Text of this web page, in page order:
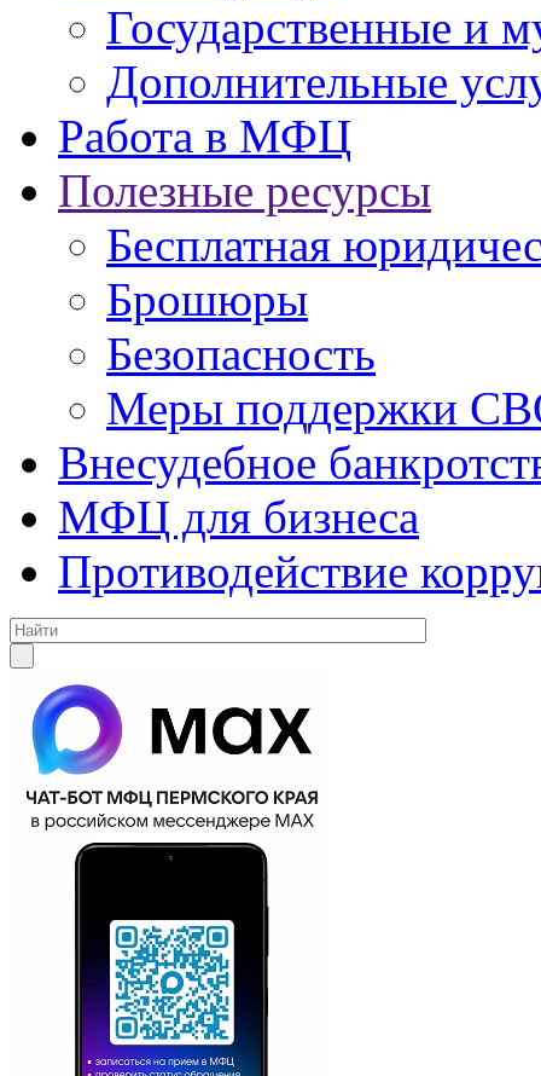
Государственные и
Дополнительные
Работа в МФЦ
Полезные ресурсы
Бесплатная
Брошюры
Безопасность
Меры поддержки
Внесудебное
МФЦ для бизнеса
Противодействие